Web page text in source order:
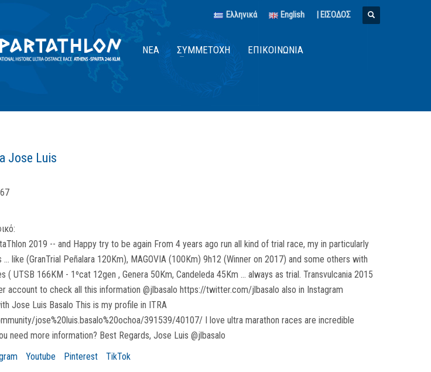
Ελληνικά English | ΕΙΣΟΔΟΣ
ΝΈΑ ΣΥΜΜΕΤΟΧΉ ΕΠΙΚΟΙΝΩΝΊΑ
Jose Luis
2019 -- and Happy try to be again From 4 years ago run all kind of trial race, my in particularly
... like (GranTrial Peñalara 120Km), MAGOVIA (100Km) 9h12 (Winner on 2017) and some others with
( UTSB 166KM - 1ºcat 12gen , Genera 50Km, Candeleda 45Km ... always as trial. Transvulcania 2015
account to check all this information @jlbasalo https://twitter.com/jlbasalo also in Instagram
Jose Luis Basalo This is my profile in ITRA
jose%20luis.basalo%20ochoa/391539/40107/ I love ultra marathon races are incredible
need more information? Best Regards, Jose Luis @jlbasalo
Youtube Pinterest TikTok